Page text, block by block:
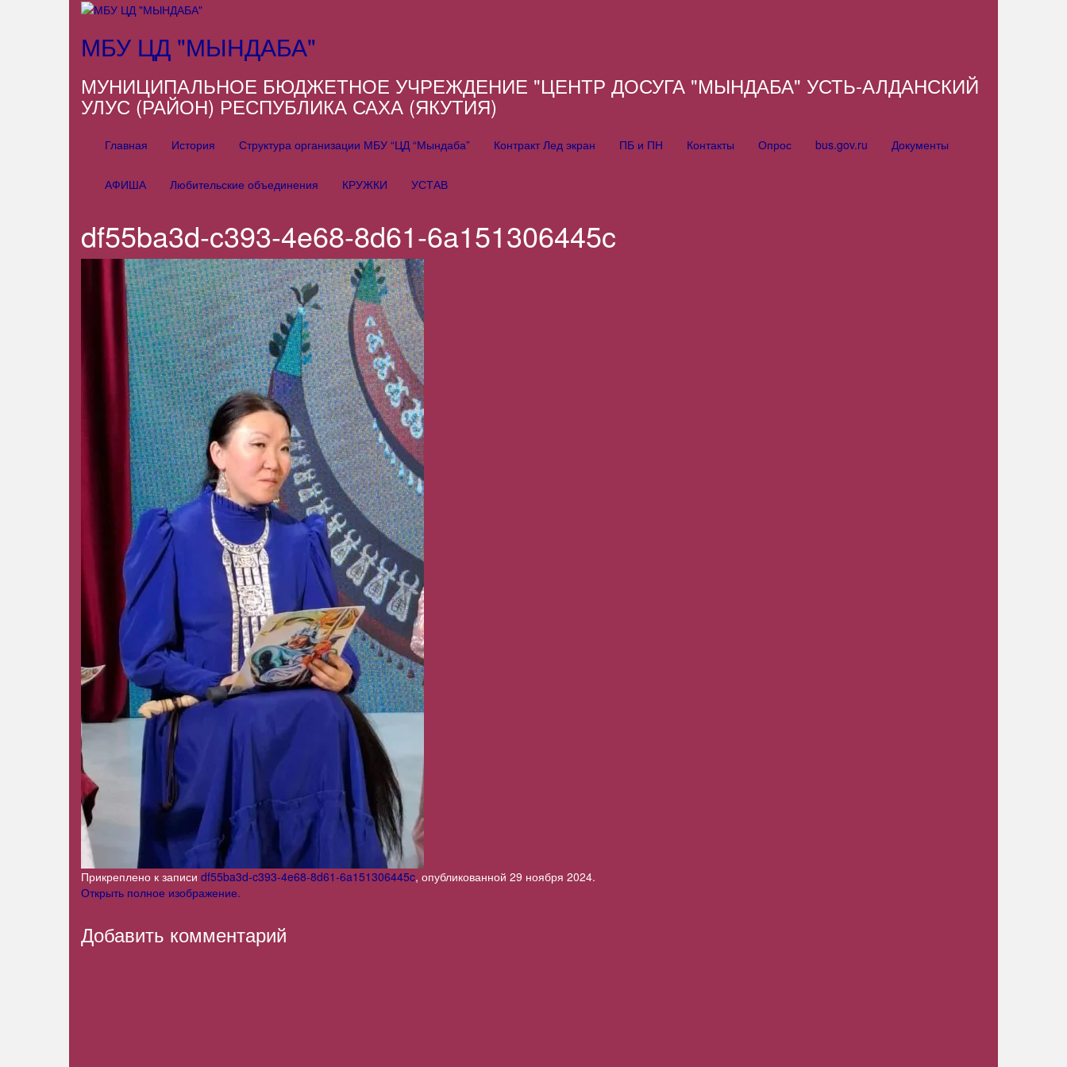
МБУ ЦД "МЫНДАБА"
МУНИЦИПАЛЬНОЕ БЮДЖЕТНОЕ УЧРЕЖДЕНИЕ "ЦЕНТР ДОСУГА "МЫНДАБА" УСТЬ-АЛДАНСКИЙ
УЛУС (РАЙОН) РЕСПУБЛИКА САХА (ЯКУТИЯ)
Главная История Структура организации МБУ “ЦД “Мындаба” Контракт Лед экран ПБ и ПН Контакты Опрос bus.gov.ru Документы
АФИША Любительские объединения КРУЖКИ УСТАВ
df55ba3d-c393-4e68-8d61-6a151306445c
Прикреплено к записи df55ba3d-c393-4e68-8d61-6a151306445c, опубликованной 29 ноября 2024.
Открыть полное изображение.
Добавить комментарий